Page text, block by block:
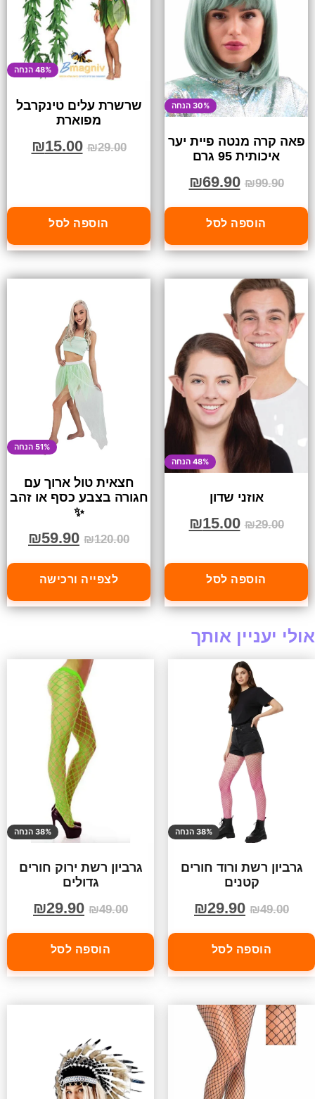
30% הנחה
פאה קרה מנטה פיית יער
איכותית 95 גרם
₪99.90
₪69.90
הוספה לסל
48% הנחה
שרשרת עלים טינקרבל
מפוארת
₪29.00
₪15.00
הוספה לסל
48% הנחה
אוזני שדון
₪29.00
₪15.00
הוספה לסל
51% הנחה
חצאית טול ארוך עם
חגורה בצבע כסף או זהב
✨
₪120.00
₪59.90
לצפייה ורכישה
אולי יעניין אותך
38% הנחה
גרביון רשת ורוד חורים
קטנים
₪49.00
₪29.90
הוספה לסל
38% הנחה
גרביון רשת ירוק חורים
גדולים
₪49.00
₪29.90
הוספה לסל